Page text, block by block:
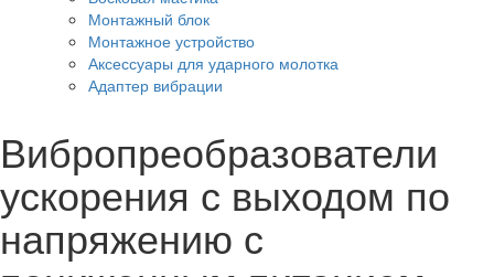
Монтажный блок
Монтажное устройство
Аксессуары для ударного молотка
Адаптер вибрации
Вибропреобразователи
ускорения с выходом по
напряжению с